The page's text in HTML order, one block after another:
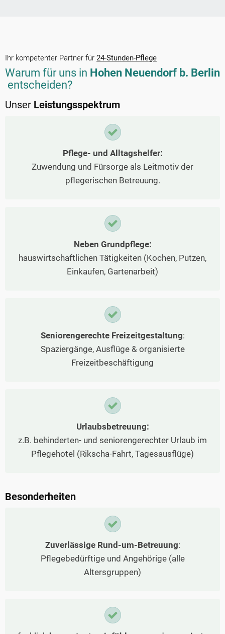
Ihr kompetenter Partner für 24-Stunden-Pflege
Warum für uns in Hohen Neuendorf b. Berlin
entscheiden?
Unser Leistungsspektrum
Pflege- und Alltagshelfer:
Zuwendung und Fürsorge als Leitmotiv der
pflegerischen Betreuung.
Neben Grundpflege:
hauswirtschaftlichen Tätigkeiten (Kochen, Putzen,
Einkaufen, Gartenarbeit)
Seniorengerechte Freizeitgestaltung:
Spaziergänge, Ausflüge & organisierte
Freizeitbeschäftigung
Urlaubsbetreuung:
z.B. behinderten- und seniorengerechter Urlaub im
Pflegehotel (Rikscha-Fahrt, Tagesausflüge)
Besonderheiten
Zuverlässige Rund-um-Betreuung:
Pflegebedürftige und Angehörige (alle
Altersgruppen)